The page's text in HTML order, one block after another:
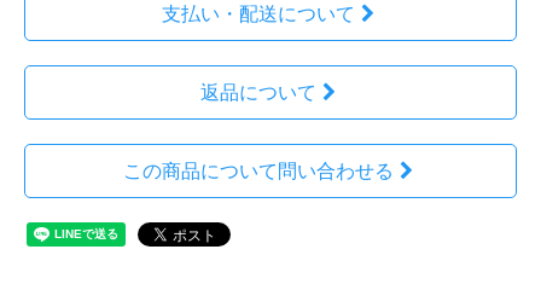
支払い・配送について
返品について
この商品について問い合わせる